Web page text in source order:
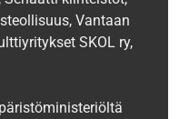
Vantaan
SKOL ry,